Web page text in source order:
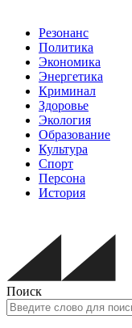
Резонанс
Политика
Экономика
Энергетика
Криминал
Здоровье
Экология
Образование
Культура
Спорт
Персона
История
Поиск